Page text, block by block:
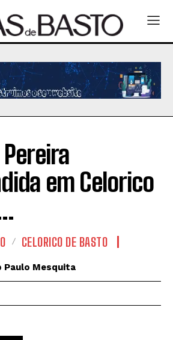
em Celorico
CELORICO DE BASTO
Paulo Mesquita